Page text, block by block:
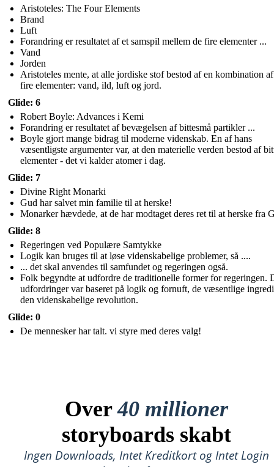
Aristoteles: The Four Elements
Brand
Luft
Forandring er resultatet af et samspil mellem de fire elementer ...
Vand
Jorden
Aristoteles mente, at alle jordiske stof bestod af en kombination
fire elementer: vand, ild, luft og jord.
Glide: 6
Robert Boyle: Advances i Kemi
Forandring er resultatet af bevægelsen af ​​bittesmå partikler ...
Boyle gjort mange bidrag til moderne videnskab. En af hans
væsentligste argumenter var, at den materielle verden bestod af
elementer - det vi kalder atomer i dag.
Glide: 7
Divine Right Monarki
Gud har salvet min familie til at herske!
Monarker hævdede, at de har modtaget deres ret til at herske fra
Glide: 8
Regeringen ved Populære Samtykke
Logik kan bruges til at løse videnskabelige problemer, så ....
... det skal anvendes til samfundet og regeringen også.
Folk begyndte at udfordre de traditionelle former for regeringen.
udfordringer var baseret på logik og fornuft, de væsentlige
den videnskabelige revolution.
Glide: 0
De mennesker har talt. vi styre med deres valg!
Over40 millioner
storyboards skabt
Ingen Downloads, Intet Kreditkort og Intet Login